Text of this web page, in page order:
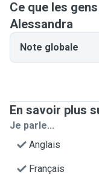
Ce que les
Alessandra
Note globale
En savoir plus
Je parle...
Anglais
Français